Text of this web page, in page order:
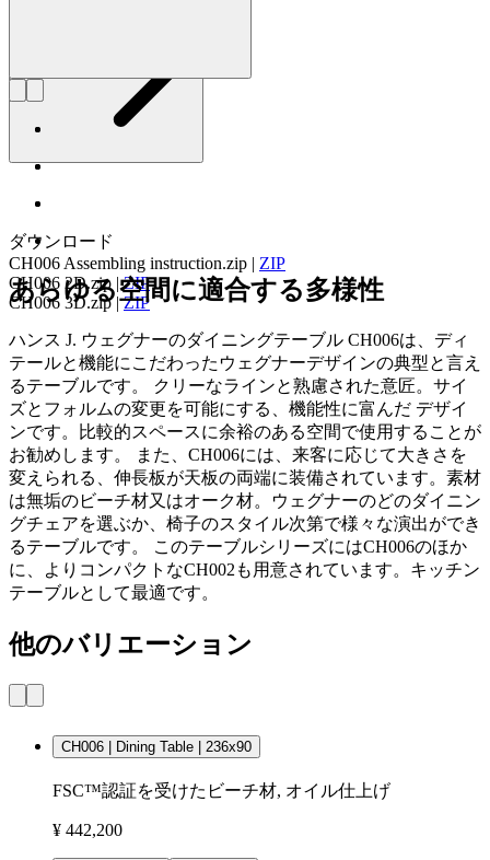
ダウンロード
CH006 Assembling instruction.zip | ZIP
CH006 2D.zip |ZIP
CH006 3D.zip|ZIP
あらゆる空間に適合する多様性
ハンス J. ウェグナーのダイニングテーブル CH006は、ディ
テールと機能にこだわったウェグナーデザインの典型と言え
るテーブルです。 クリーなラインと熟慮された意匠。サイ
ズとフォルムの変更を可能にする、機能性に富んだ デザイ
ンです。比較的スペースに余裕のある空間で使用することが
お勧めします。 また、CH006には、来客に応じて大きさを
変えられる、伸長板が天板の両端に装備されています。素材
は無垢のビーチ材又はオーク材。ウェグナーのどのダイニン
グチェアを選ぶか、椅子のスタイル次第で様々な演出ができ
るテーブルです。 このテーブルシリーズにはCH006のほか
に、よりコンパクトなCH002も用意されています。キッチン
テーブルとして最適です。
他のバリエーション
CH006 | Dining Table | 236x90
FSC™認証を受けたビーチ材, オイル仕上げ
¥ 442,200